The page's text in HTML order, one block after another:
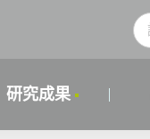
研究成果